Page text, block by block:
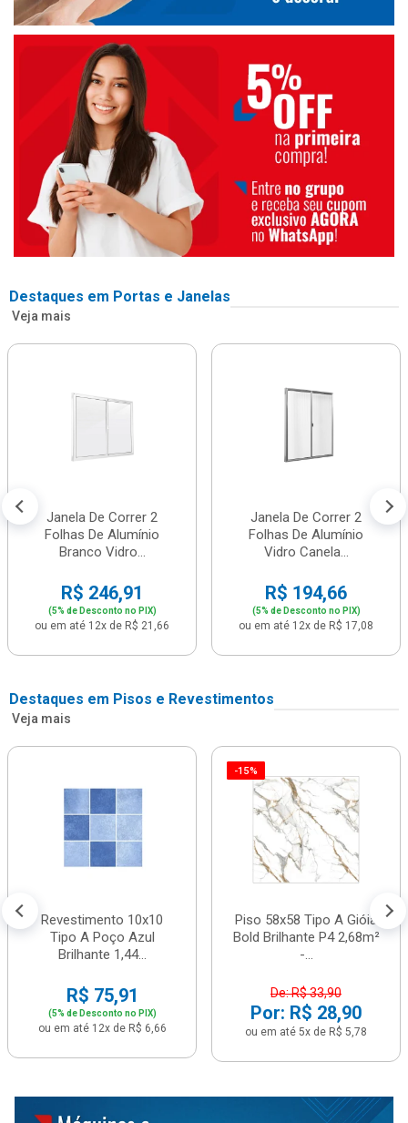
Destaques em Portas e Janelas
Veja mais
Janela De Correr 2
Folhas De Alumínio
Branco Vidro...
R$ 246,91
(5% de Desconto no PIX)
ou em até 12x de R$ 21,66
Janela De Correr 2
Folhas De Alumínio
Vidro Canela...
R$ 194,66
(5% de Desconto no PIX)
ou em até 12x de R$ 17,08
Destaques em Pisos e Revestimentos
Veja mais
Revestimento 10x10
Tipo A Poço Azul
Brilhante 1,44...
R$ 75,91
(5% de Desconto no PIX)
ou em até 12x de R$ 6,66
-15%
Piso 58x58 Tipo A Gióia
Bold Brilhante P4 2,68m²
-...
De: R$ 33,90
Por: R$ 28,90
ou em até 5x de R$ 5,78